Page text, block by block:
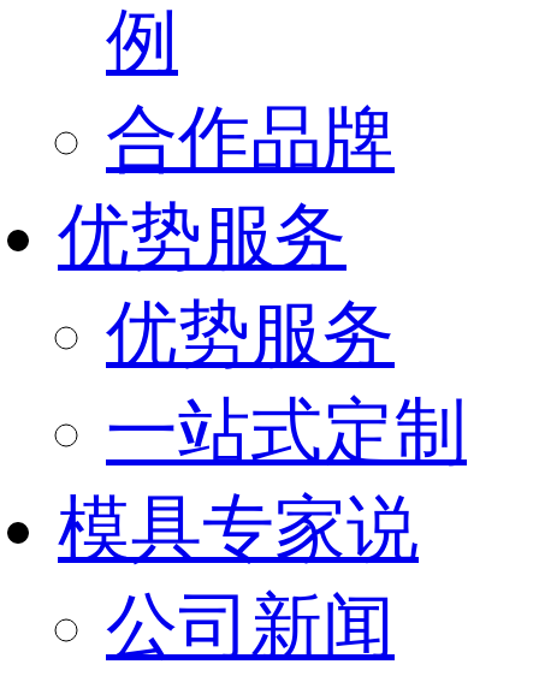
例
合作品牌
优势服务
优势服务
一站式定制
模具专家说
公司新闻